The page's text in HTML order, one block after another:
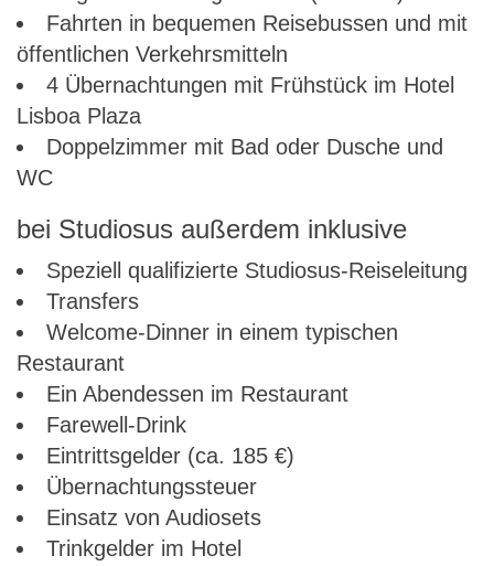
Fahrten in bequemen Reisebussen und mit
öffentlichen Verkehrsmitteln
4 Übernachtungen mit Frühstück im Hotel
Lisboa Plaza
Doppelzimmer mit Bad oder Dusche und
WC
bei Studiosus außerdem inklusive
Speziell qualifizierte Studiosus-Reiseleitung
Transfers
Welcome-Dinner in einem typischen
Restaurant
Ein Abendessen im Restaurant
Farewell-Drink
Eintrittsgelder (ca. 185 €)
Übernachtungssteuer
Einsatz von Audiosets
Trinkgelder im Hotel